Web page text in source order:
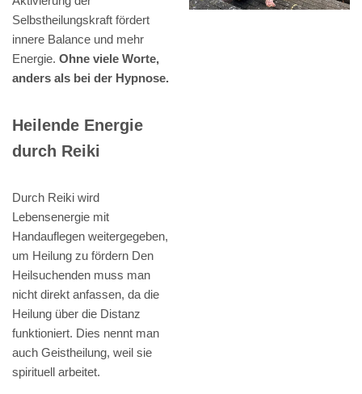
Selbstheilungskraft fördert
innere Balance und mehr
Energie. Ohne viele Worte,
anders als bei der Hypnose.
Heilende Energie
durch Reiki
Durch Reiki wird
Lebensenergie mit
Handauflegen weitergegeben,
um Heilung zu fördern Den
Heilsuchenden muss man
nicht direkt anfassen, da die
Heilung über die Distanz
funktioniert. Dies nennt man
auch Geistheilung, weil sie
spirituell arbeitet.